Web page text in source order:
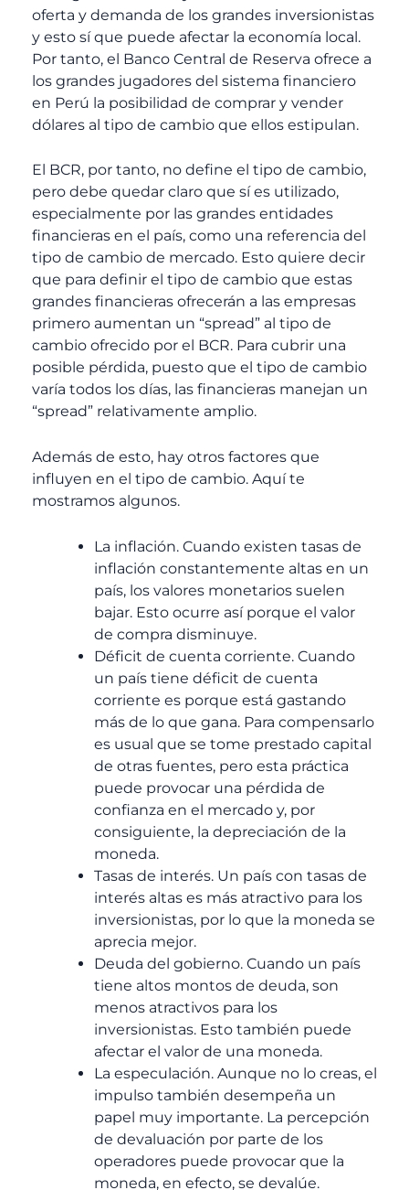
oferta y demanda de los grandes inversionistas
y esto sí que puede afectar la economía local.
Por tanto, el Banco Central de Reserva ofrece a
los grandes jugadores del sistema financiero
en Perú la posibilidad de comprar y vender
dólares al tipo de cambio que ellos estipulan.
El BCR, por tanto, no define el tipo de cambio,
pero debe quedar claro que sí es utilizado,
especialmente por las grandes entidades
financieras en el país, como una referencia del
tipo de cambio de mercado. Esto quiere decir
que para definir el tipo de cambio que estas
grandes financieras ofrecerán a las empresas
primero aumentan un “spread” al tipo de
cambio ofrecido por el BCR. Para cubrir una
posible pérdida, puesto que el tipo de cambio
varía todos los días, las financieras manejan un
“spread” relativamente amplio.
Además de esto, hay otros factores que
influyen en el tipo de cambio. Aquí te
mostramos algunos.
La inflación. Cuando existen tasas de
inflación constantemente altas en un
país, los valores monetarios suelen
bajar. Esto ocurre así porque el valor
de compra disminuye.
Déficit de cuenta corriente. Cuando
un país tiene déficit de cuenta
corriente es porque está gastando
más de lo que gana. Para compensarlo
es usual que se tome prestado capital
de otras fuentes, pero esta práctica
puede provocar una pérdida de
confianza en el mercado y, por
consiguiente, la depreciación de la
moneda.
Tasas de interés. Un país con tasas de
interés altas es más atractivo para los
inversionistas, por lo que la moneda se
aprecia mejor.
Deuda del gobierno. Cuando un país
tiene altos montos de deuda, son
menos atractivos para los
inversionistas. Esto también puede
afectar el valor de una moneda.
La especulación. Aunque no lo creas, el
impulso también desempeña un
papel muy importante. La percepción
de devaluación por parte de los
operadores puede provocar que la
moneda, en efecto, se devalúe.